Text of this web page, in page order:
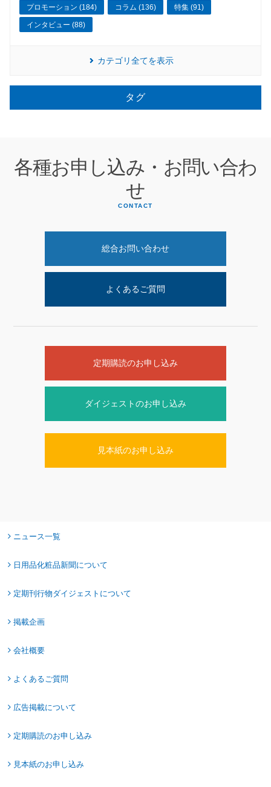
プロモーション (184) コラム (136) 特集 (91)
インタビュー (88)
カテゴリ全てを表示
タグ
各種お申し込み・お問い合わ
せ
CONTACT
総合お問い合わせ
よくあるご質問
定期購読のお申し込み
ダイジェストのお申し込み
見本紙のお申し込み
ニュース一覧
日用品化粧品新聞について
定期刊行物ダイジェストについて
掲載企画
会社概要
よくあるご質問
広告掲載について
定期購読のお申し込み
見本紙のお申し込み